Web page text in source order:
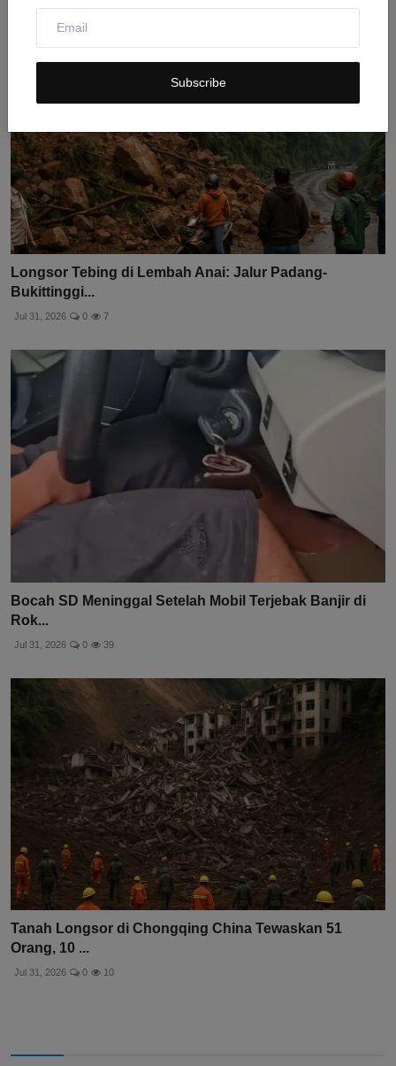
Subscribe
Longsor Tebing di Lembah Anai: Jalur Padang-
Bukittinggi...
Jul 31, 2026 0 7
Bocah SD Meninggal Setelah Mobil Terjebak Banjir di
Rok...
Jul 31, 2026 0 39
Tanah Longsor di Chongqing China Tewaskan 51
Orang, 10 ...
Jul 31, 2026 0 10